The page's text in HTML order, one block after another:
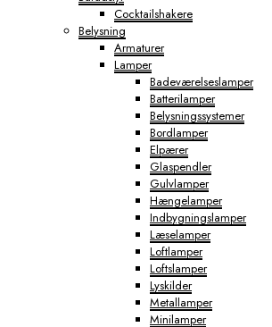
Cocktailshakere
Belysning
Armaturer
Lamper
Badeværelseslamper
Batterilamper
Belysningssystemer
Bordlamper
Elpærer
Glaspendler
Gulvlamper
Hængelamper
Indbygningslamper
Læselamper
Loftlamper
Loftslamper
Lyskilder
Metallamper
Minilamper